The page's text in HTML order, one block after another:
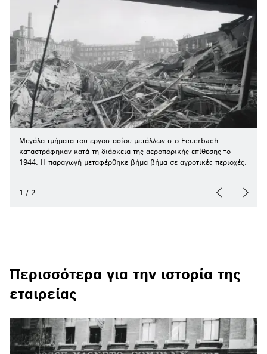
Μεγάλα τμήματα του εργοστασίου μετάλλων στο Feuerbach
καταστράφηκαν κατά τη διάρκεια της αεροπορικής επίθεσης το
1944. Η παραγωγή μεταφέρθηκε βήμα βήμα σε αγροτικές περιοχές.
1 / 2
Περισσότερα για την ιστορία της
εταιρείας